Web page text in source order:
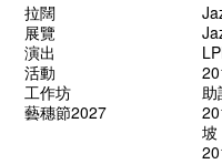
拉闊
展覽
演出
活動
工作坊
藝穗節2027
助
坡